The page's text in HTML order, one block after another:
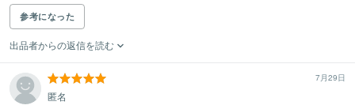
参考になった
出品者からの返信を読む
7月29日
匿名